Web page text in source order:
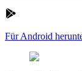
Für Android